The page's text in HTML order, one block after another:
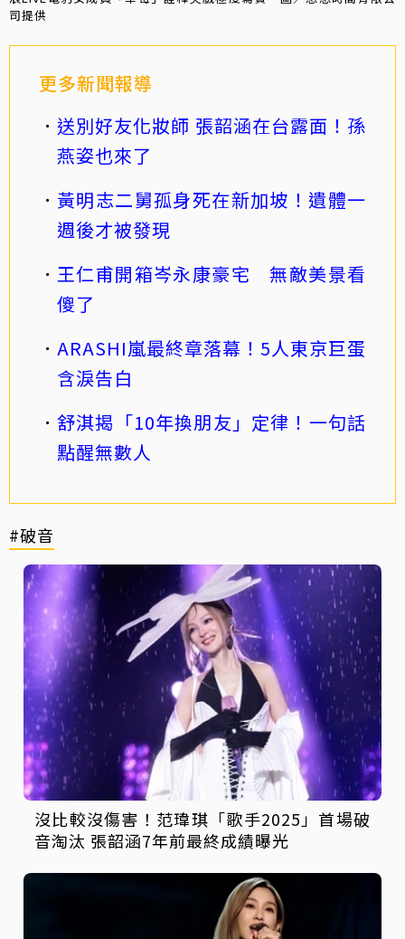
司提供
更多新聞報導
送別好友化妝師 張韶涵在台露面！孫
燕姿也來了
黃明志二舅孤身死在新加坡！遺體一
週後才被發現
王仁甫開箱岑永康豪宅 無敵美景看
傻了
ARASHI嵐最終章落幕！5人東京巨蛋
含淚告白
舒淇揭「10年換朋友」定律！一句話
點醒無數人
#破音
沒比較沒傷害！范瑋琪「歌手2025」首場破
音淘汰 張韶涵7年前最終成績曝光